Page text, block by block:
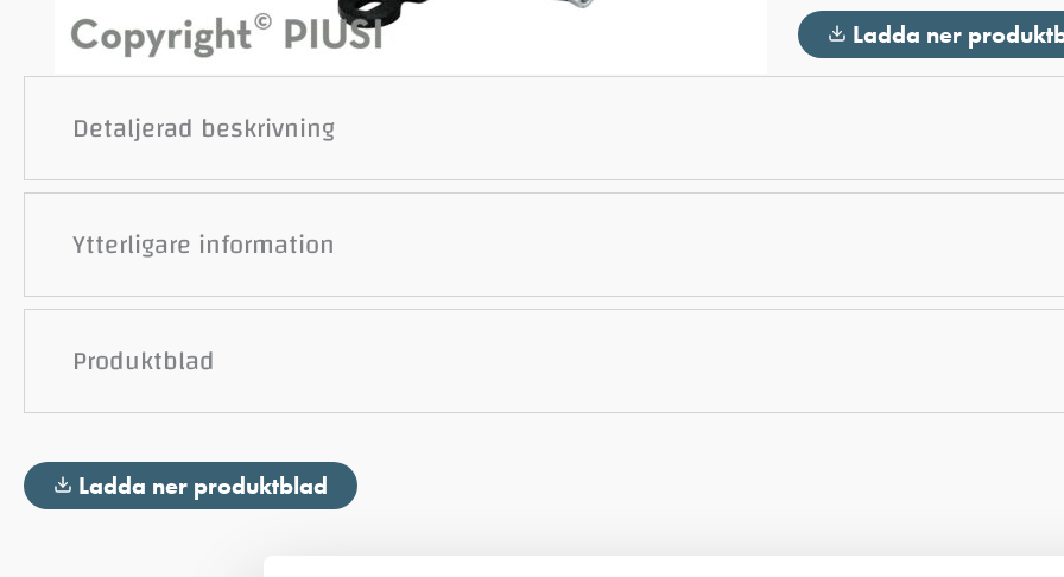
Ladda ner
Detaljerad beskrivning
Ytterligare information
Produktblad
Ladda ner produktblad